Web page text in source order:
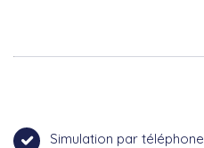
Simulation par téléphone